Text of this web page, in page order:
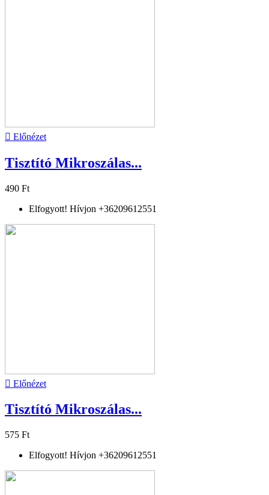
 Előnézet
Tisztító Mikroszálas...
490 Ft
Elfogyott! Hívjon +36209612551
 Előnézet
Tisztító Mikroszálas...
575 Ft
Elfogyott! Hívjon +36209612551